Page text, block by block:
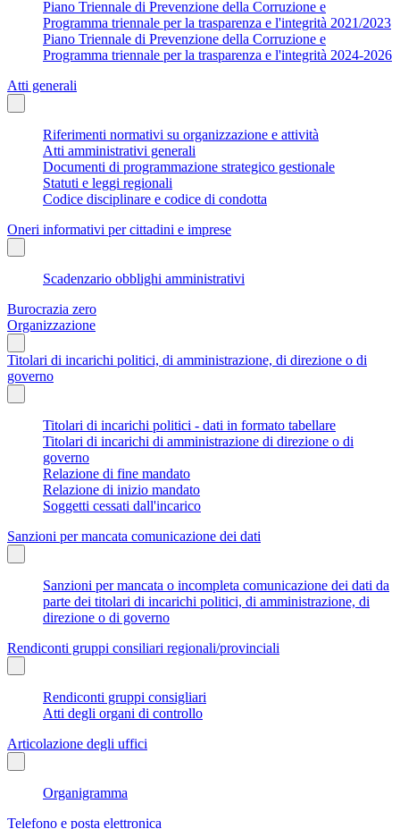
Piano Triennale di Prevenzione della Corruzione e
Programma triennale per la trasparenza e l'integrità 2021/2023
Piano Triennale di Prevenzione della Corruzione e
Programma triennale per la trasparenza e l'integrità 2024-2026
Atti generali
Riferimenti normativi su organizzazione e attività
Atti amministrativi generali
Documenti di programmazione strategico gestionale
Statuti e leggi regionali
Codice disciplinare e codice di condotta
Oneri informativi per cittadini e imprese
Scadenzario obblighi amministrativi
Burocrazia zero
Organizzazione
Titolari di incarichi politici, di amministrazione, di direzione o di
governo
Titolari di incarichi politici - dati in formato tabellare
Titolari di incarichi di amministrazione di direzione o di
governo
Relazione di fine mandato
Relazione di inizio mandato
Soggetti cessati dall'incarico
Sanzioni per mancata comunicazione dei dati
Sanzioni per mancata o incompleta comunicazione dei dati da
parte dei titolari di incarichi politici, di amministrazione, di
direzione o di governo
Rendiconti gruppi consiliari regionali/provinciali
Rendiconti gruppi consigliari
Atti degli organi di controllo
Articolazione degli uffici
Organigramma
Telefono e posta elettronica